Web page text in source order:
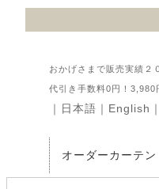
おかげさまで販売実績２
代引き手数料0円！3,980
｜ 日本語 ｜ English ｜
オーダーカーテン